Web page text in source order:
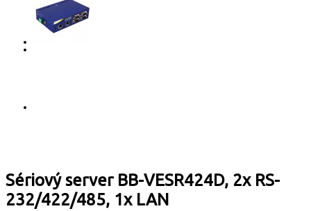
Sériový server BB-VESR424D, 2x RS-
232/422/485, 1x LAN